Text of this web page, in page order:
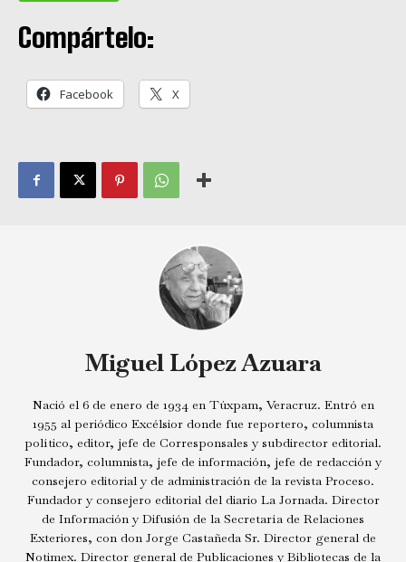
Compártelo:
Facebook X
Miguel López Azuara
Nació el 6 de enero de 1934 en Túxpam, Veracruz. Entró en
1955 al periódico Excélsior donde fue reportero, columnista
político, editor, jefe de Corresponsales y subdirector editorial.
Fundador, columnista, jefe de información, jefe de redacción y
consejero editorial y de administración de la revista Proceso.
Fundador y consejero editorial del diario La Jornada. Director
de Información y Difusión de la Secretaría de Relaciones
Exteriores, con don Jorge Castañeda Sr. Director general de
Notimex. Director general de Publicaciones y Bibliotecas de la